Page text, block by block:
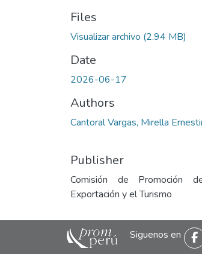
Files
Visualizar archivo (2.94 MB)
Date
2026-06-17
Authors
Cantoral Vargas, Mirella
Publisher
Comisión de Promoción
Exportación y el Turismo
Siguenos en